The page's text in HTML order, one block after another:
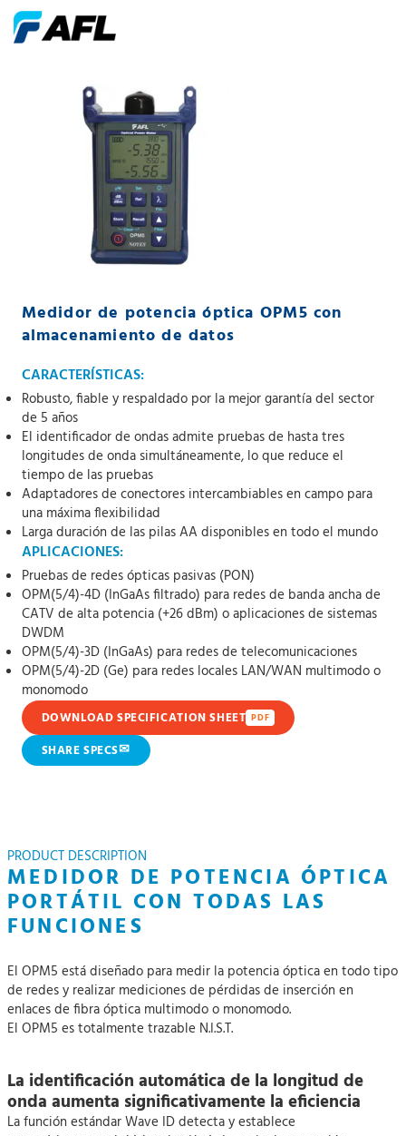
Medidor de potencia óptica OPM5 con
almacenamiento de datos
CARACTERÍSTICAS:
Robusto, fiable y respaldado por la mejor garantía del sector
de 5 años
El identificador de ondas admite pruebas de hasta tres
longitudes de onda simultáneamente, lo que reduce el
tiempo de las pruebas
Adaptadores de conectores intercambiables en campo para
una máxima flexibilidad
Larga duración de las pilas AA disponibles en todo el mundo
APLICACIONES:
Pruebas de redes ópticas pasivas (PON)
OPM(5/4)-4D (InGaAs filtrado) para redes de banda ancha de
CATV de alta potencia (+26 dBm) o aplicaciones de sistemas
DWDM
OPM(5/4)-3D (InGaAs) para redes de telecomunicaciones
OPM(5/4)-2D (Ge) para redes locales LAN/WAN multimodo o
monomodo
DOWNLOAD SPECIFICATION SHEET PDF
SHARE SPECS✉
PRODUCT DESCRIPTION
MEDIDOR DE POTENCIA ÓPTICA
PORTÁTIL CON TODAS LAS
FUNCIONES
El OPM5 está diseñado para medir la potencia óptica en todo tipo
de redes y realizar mediciones de pérdidas de inserción en
enlaces de fibra óptica multimodo o monomodo.
El OPM5 es totalmente trazable N.I.S.T.
La identificación automática de la longitud de
onda aumenta significativamente la eficiencia
La función estándar Wave ID detecta y establece